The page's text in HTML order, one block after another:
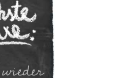
Ofen